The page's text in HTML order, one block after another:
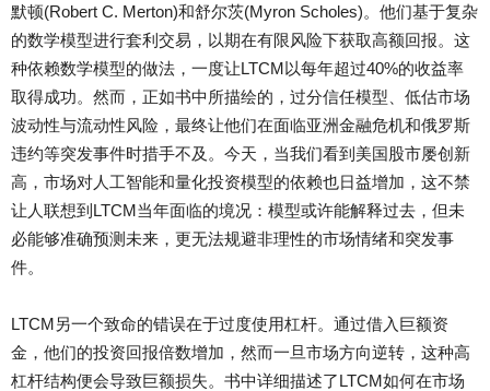
默顿(Robert C. Merton)和舒尔茨(Myron Scholes)。他们基于复杂
的数学模型进行套利交易，以期在有限风险下获取高额回报。这
种依赖数学模型的做法，一度让LTCM以每年超过40%的收益率
取得成功。然而，正如书中所描绘的，过分信任模型、低估市场
波动性与流动性风险，最终让他们在面临亚洲金融危机和俄罗斯
违约等突发事件时措手不及。今天，当我们看到美国股市屡创新
高，市场对人工智能和量化投资模型的依赖也日益增加，这不禁
让人联想到LTCM当年面临的境况：模型或许能解释过去，但未
必能够准确预测未来，更无法规避非理性的市场情绪和突发事
件。
LTCM另一个致命的错误在于过度使用杠杆。通过借入巨额资
金，他们的投资回报倍数增加，然而一旦市场方向逆转，这种高
杠杆结构便会导致巨额损失。书中详细描述了LTCM如何在市场